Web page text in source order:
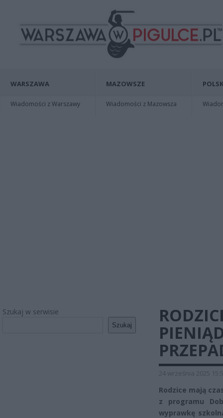
WARSZAWA
Wiadomości z Warszawy
MAZOWSZE
Wiadomości z Mazowsza
Szukaj w serwisie
Szukaj
24 września 2025
Rodzice mają
z programu
wyprawkę